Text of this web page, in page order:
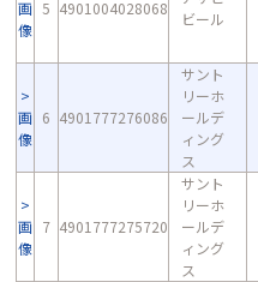
画
像
5 4901004028068
ビール
画
像
6 4901777276086
サント
リーホ
ールデ
ィング
ス
画
像
7 4901777275720
サント
リーホ
ールデ
ィング
ス